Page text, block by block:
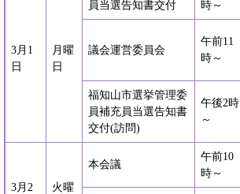
3月1
日
月曜
日
員当選告知書交付
時～
議会運営委員会
午前11
時～
福知山市選挙管理委
員補充員当選告知書
交付(訪問)
午後2時
～
3月2
火曜
本会議
午前10
時～